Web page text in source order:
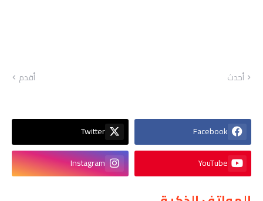
أحدث أقدم
Facebook
Twitter
YouTube
Instagram